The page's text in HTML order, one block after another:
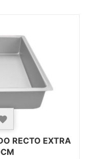
RECTO EXTRA